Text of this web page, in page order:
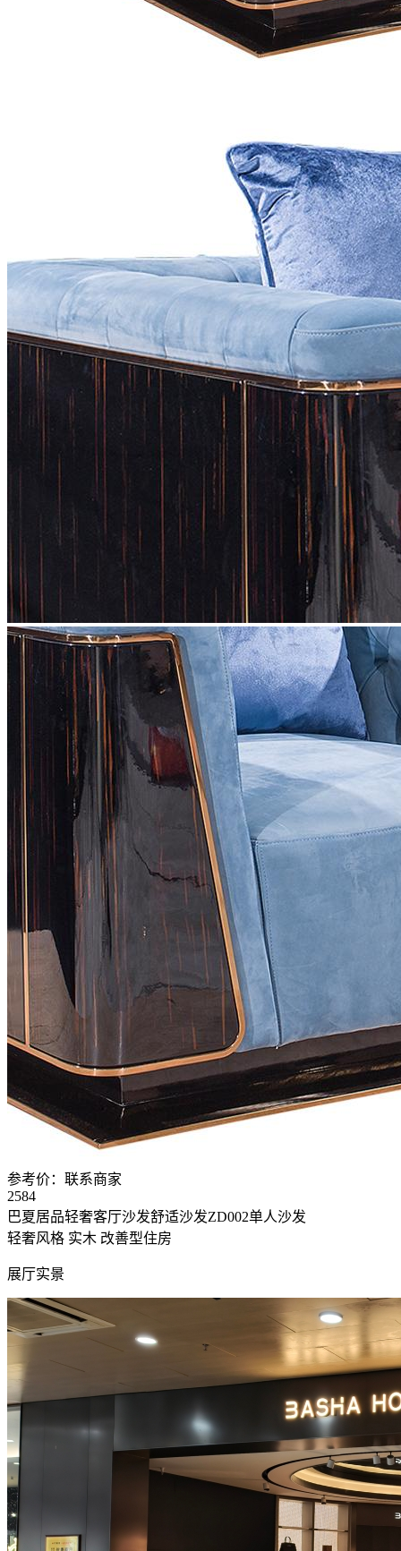
参考价： 联系商家
2584
巴夏居品轻奢客厅沙发舒适沙发ZD002单人沙发
轻奢风格 实木 改善型住房
展厅实景